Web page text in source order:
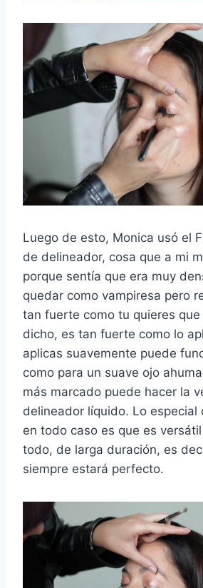
Luego de esto, Monica usó el
de delineador, cosa que a mi
porque sentía que era muy
quedar como vampiresa pero
tan fuerte como tu quieres que
dicho, es tan fuerte como lo
aplicas suavemente puede
como para un suave ojo
más marcado puede hacer la
delineador líquido. Lo especial
en todo caso es que es
todo, de larga duración, es
siempre estará perfecto.